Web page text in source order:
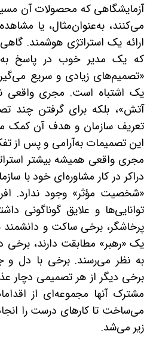
آزمایشگاهی که محصولات آن
می‌کنند، به‌عنوان‌مثال، یا
ارائه یک استراتژی هوشمند.
که یک مدیر خوب در پاسخ به
«تصمیم‌های زیادی و سریع
یک اشتباه است. مجری واقعی
آتش»، بلکه برای گرفتن چند
تعریف سازمان و هدف آن کمک
این تصمیمات به‌آرامی و پس از
مجری واقعی همیشه بیشتر
دراکر در کار مشاوره‌ای خود با
«شخصیت مؤثر» وجود ندارد.
توانایی‌ها و علایق گوناگونی
پرخاشگر، برخی ساکت و دانشمند
یک«رهبر» مطابقت دارند، برخی
به نظر می‌رسند. برخی با دل و
برخی دیگر از هر تصمیمی دچار
مشترک آنها مجموعه‌ای از
می‌ساخت تا کارهای درست را
زیر می‌شد.